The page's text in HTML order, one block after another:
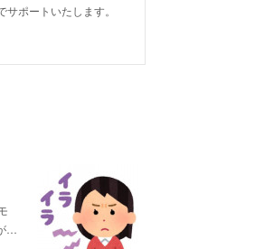
ポートいたします。
…